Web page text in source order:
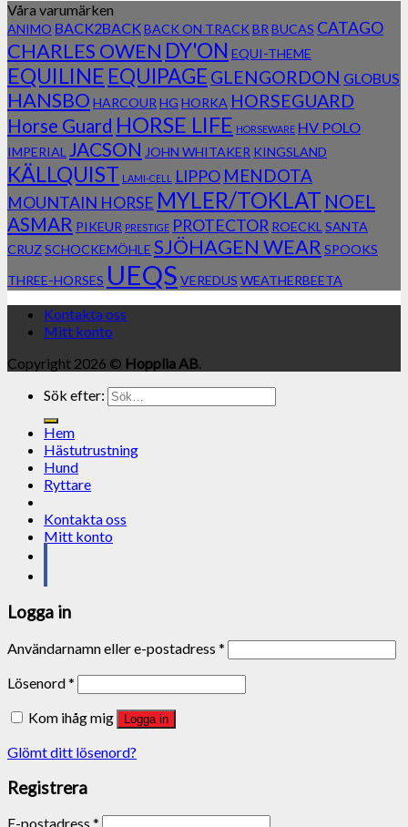
Våra varumärken
ANIMO BACK2BACKBACK ON TRACK BR BUCAS CATAGO
CHARLES OWEN DY'ON EQUI-THEME
EQUILINE EQUIPAGE GLENGORDON GLOBUS
HANSBO HARCOUR HG HORKA HORSEGUARD
Horse Guard HORSE LIFE HORSEWARE HV POLO
IMPERIAL JACSON JOHN WHITAKER KINGSLAND
KÄLLQUIST LAMI-CELL LIPPO MENDOTA
MOUNTAIN HORSE MYLER/TOKLAT NOEL
ASMAR PIKEUR PRESTIGE PROTECTOR ROECKL SANTA
CRUZSCHOCKEMÖHLE SJÖHAGEN WEAR SPOOKS
THREE-HORSES UEQS VEREDUS WEATHERBEETA
Kontakta oss
Mitt konto
Copyright 2026 © Hopplia AB.
Sök efter:
Hem
Hästutrustning
Hund
Ryttare
Kontakta oss
Mitt konto
Logga in
Användarnamn eller e-postadress *
Lösenord*
Kom ihåg mig
Logga in
Glömt ditt lösenord?
Registrera
E-postadress *